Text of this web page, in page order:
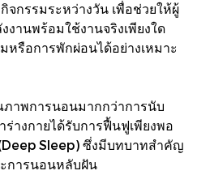
จกรรมระหว่างวัน เพื่อช่วยให้ผู้
งานพร้อมใช้งานจริงเพียงใด
หรือการพักผ่อนได้อย่างเหมาะ
ภาพการนอนมากกว่าการนับ
างกายได้รับการฟื้นฟูเพียงพอ
Sleep) ซึ่งมีบทบาทสำคัญ
การนอนหลับฝัน